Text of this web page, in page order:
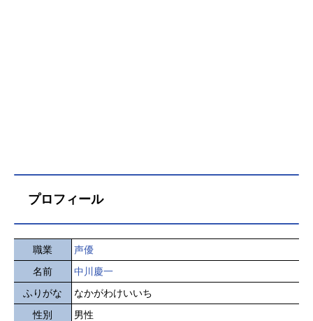
プロフィール
職業
声優
名前
中川慶一
ふりがな
なかがわけいいち
性別
男性